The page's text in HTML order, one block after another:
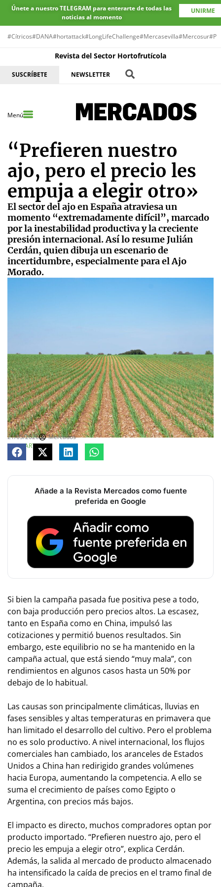
Únete a nuestro TELEGRAM para enterarte de todas las
noticias al momento
UNIRME
#Cítricos#DANA#hortattack#LongLifeChallenge#Mercasevilla#Mercosur
Revista del Sector Hortofrutícola
SUSCRÍBETE NEWSLETTER
Menú
“Prefieren nuestro
ajo, pero el precio les
empuja a elegir otro»
El sector del ajo en España atraviesa un
momento “extremadamente difícil”, marcado
por la inestabilidad productiva y la creciente
presión internacional. Así lo resume Julián
Cerdán, quien dibuja un escenario de
incertidumbre, especialmente para el Ajo
Morado.
21/05/2026
Mercados
COMPARTE
Añade a la Revista Mercados como fuente
preferida en Google
Si bien la campaña pasada fue positiva pese a todo,
con baja producción pero precios altos. La escasez,
tanto en España como en China, impulsó las
cotizaciones y permitió buenos resultados. Sin
embargo, este equilibrio no se ha mantenido en la
campaña actual, que está siendo “muy mala”, con
rendimientos en algunos casos hasta un 50% por
debajo de lo habitual.
Las causas son principalmente climáticas, lluvias en
fases sensibles y altas temperaturas en primavera que
han limitado el desarrollo del cultivo. Pero el problema
no es solo productivo. A nivel internacional, los flujos
comerciales han cambiado, los aranceles de Estados
Unidos a China han redirigido grandes volúmenes
hacia Europa, aumentando la competencia. A ello se
suma el crecimiento de países como Egipto o
Argentina, con precios más bajos.
El impacto es directo, muchos compradores optan por
producto importado. “Prefieren nuestro ajo, pero el
precio les empuja a elegir otro”, explica Cerdán.
Además, la salida al mercado de producto almacenado
ha intensificado la caída de precios en el tramo final de
campaña.